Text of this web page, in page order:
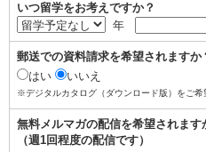
いつ留学をお考えですか？
年
郵送での資料請求を希望されますか
はい
いいえ
※デジタルカタログ（ダウンロード版）をご希
無料メルマガの配信を希望されます
（週1回程度の配信です）